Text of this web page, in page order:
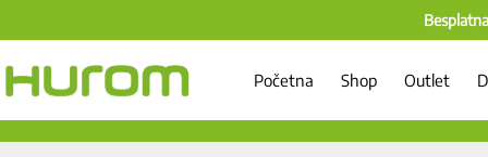
Početna Shop Outlet